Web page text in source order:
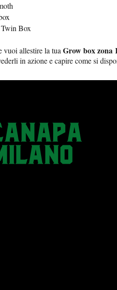
Box
vuoi allestire la tuaGrow box
in azione e capire come si